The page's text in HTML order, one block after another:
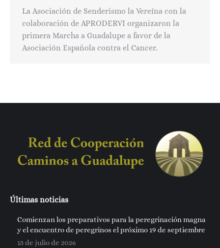
La Asociación de Senderismo la Vereína con la
colaboración de APRODERVI organizaron la
primera Marcha a Guadalupe a favor de la
Asociación Española contra el Cancer.
Últimas noticias
Comienzan los preparativos para la peregrinación magna
y el encuentro de peregrinos el próximo 19 de septiembre
15 de julio de 2026